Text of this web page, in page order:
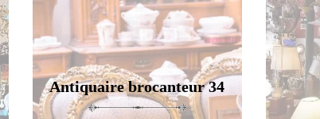
Antiquaire brocanteur 34